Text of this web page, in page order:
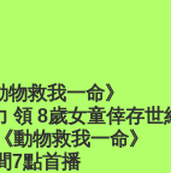
救我一命》
領 8歲女童倖存世
動物救我一命》
7點首播